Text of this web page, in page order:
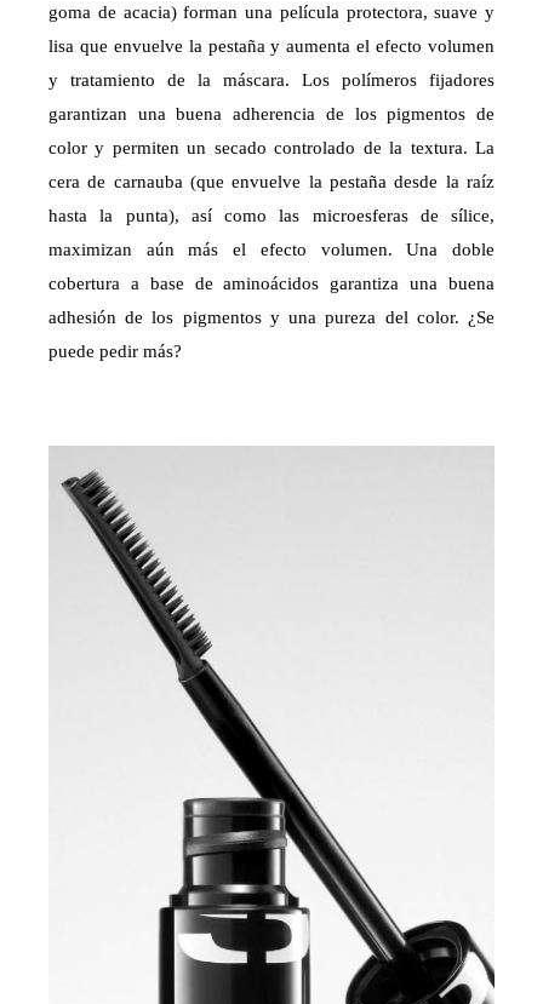
goma de acacia) forman una película protectora, suave y
lisa que envuelve la pestaña y aumenta el efecto volumen
y tratamiento de la máscara. Los polímeros fijadores
garantizan una buena adherencia de los pigmentos de
color y permiten un secado controlado de la textura. La
cera de carnauba (que envuelve la pestaña desde la raíz
hasta la punta), así como las microesferas de sílice,
maximizan aún más el efecto volumen. Una doble
cobertura a base de aminoácidos garantiza una buena
adhesión de los pigmentos y una pureza del color. ¿Se
puede pedir más?